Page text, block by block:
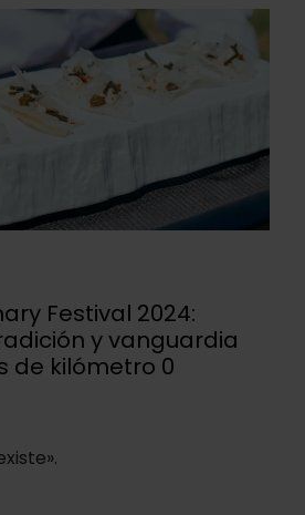
Festival 2024:
y vanguardia
de kilómetro 0